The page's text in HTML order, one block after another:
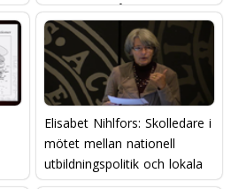
inspiration från naturen
Elisabet Nihlfors: Skolledare i
mötet mellan nationell
utbildningspolitik och lokala
genomförandestrukturer